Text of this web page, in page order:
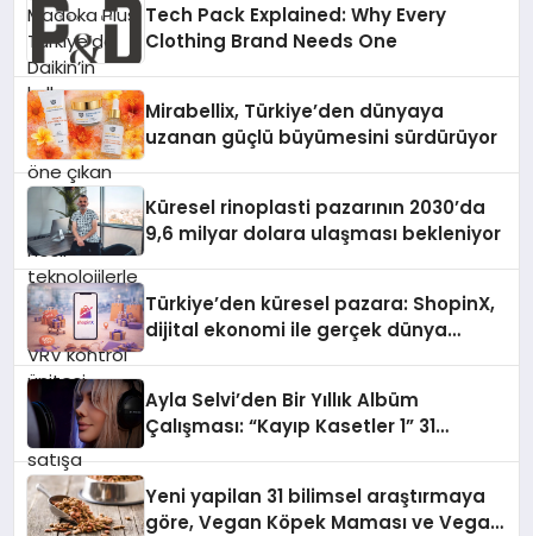
teknolojilerle donatılmış son modeli
VRV kontrol ünitesi Madoka Plus
Türkiye’de satışa sunuldu. Tam
dokunmatik ekranı, mobil uygulama
desteği ve akıllı sensör entegrasyonu
sayesinde iklimlendirme sistemlerinin
yönetimini daha kolay, konforlu ve
verimli hale getiriyor. Enerji
verimliliğini artırırken modern yaşam
Tech Pack Explained: Why Every
Clothing Brand Needs One
Mirabellix, Türkiye’den dünyaya
uzanan güçlü büyümesini sürdürüyor
Küresel rinoplasti pazarının 2030’da
9,6 milyar dolara ulaşması bekleniyor
Türkiye’den küresel pazara: ShopinX,
dijital ekonomi ile gerçek dünya
Ayla Selvi’den Bir Yıllık Albüm
Çalışması: “Kayıp Kasetler 1” 31
Yeni yapilan 31 bilimsel araştırmaya
göre, Vegan Köpek Maması ve Vegan